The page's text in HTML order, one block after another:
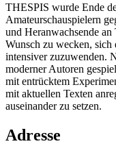
THESPIS wurde Ende
Amateurschauspielern
und Heranwachsende
Wunsch zu wecken, sich
intensiver zuzuwenden.
moderner Autoren
mit entrücktem
mit aktuellen Texten
auseinander zu setzen.
Adresse